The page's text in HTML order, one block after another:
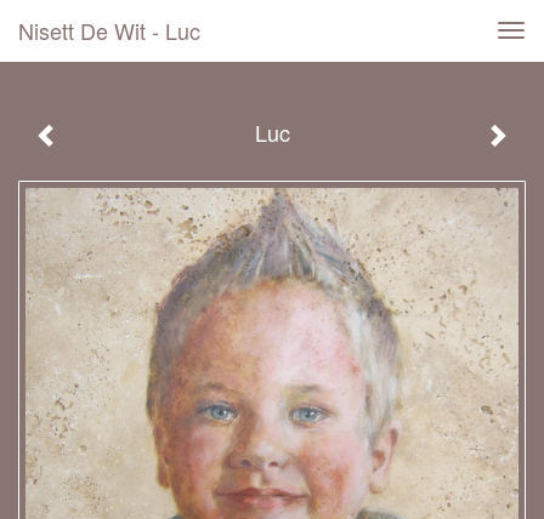
Nisett De Wit - Luc
Luc